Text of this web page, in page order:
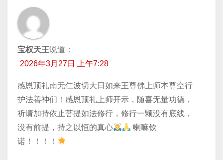
宝权天王说道：
2026年3月27日 上午7:28
感恩顶礼南无仁波切大日如来王尊佛上师本尊空行
护法善神们！感恩顶礼上师开示，随喜无量功德，
祈请加持​依止菩提如法修行，修行一颗没有底线，
没有前提，持之以恒的真心
喇嘛钦
诺！！！！